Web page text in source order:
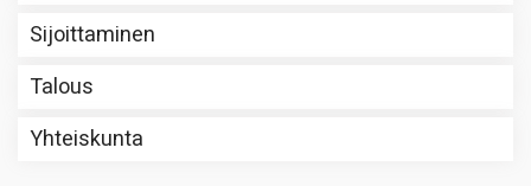
Sijoittaminen
Talous
Yhteiskunta